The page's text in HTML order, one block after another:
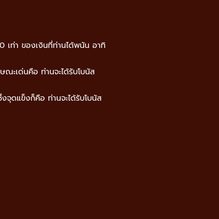
เท่า ของเงินที่ท่านได้พนัน อาทิ
ะเด่นคือ ท่านจะได้รับโบนัส
จุดแข็งก็คือ ท่านจะได้รับโบนัส